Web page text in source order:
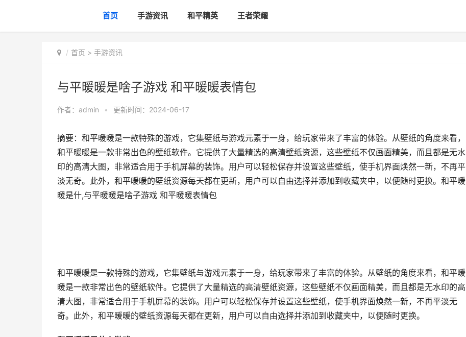
首页 手游资讯 和平精英 王者荣耀
首页 > 手游资讯
与平暖暖是啥子游戏 和平暖暖表情包
作者： admin • 更新时间：2024-06-17
摘要：和平暖暖是一款特殊的游戏，它集壁纸与游戏元素于一身，给玩家带来了丰富的体验。从壁纸的角度来看，
和平暖暖是一款非常出色的壁纸软件。它提供了大量精选的高清壁纸资源，这些壁纸不仅画面精美，而且都是无水
印的高清大图，非常适合用于手机屏幕的装饰。用户可以轻松保存并设置这些壁纸，使手机界面焕然一新，不再平
淡无奇。此外，和平暖暖的壁纸资源每天都在更新，用户可以自由选择并添加到收藏夹中，以便随时更换。和平暖
暖是什,与平暖暖是啥子游戏 和平暖暖表情包
和平暖暖是一款特殊的游戏，它集壁纸与游戏元素于一身，给玩家带来了丰富的体验。从壁纸的角度来看，和平暖
暖是一款非常出色的壁纸软件。它提供了大量精选的高清壁纸资源，这些壁纸不仅画面精美，而且都是无水印的高
清大图，非常适合用于手机屏幕的装饰。用户可以轻松保存并设置这些壁纸，使手机界面焕然一新，不再平淡无
奇。此外，和平暖暖的壁纸资源每天都在更新，用户可以自由选择并添加到收藏夹中，以便随时更换。